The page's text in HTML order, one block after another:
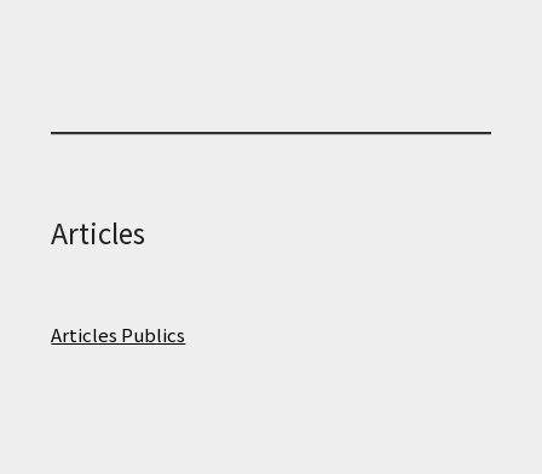
Articles
Articles Publics